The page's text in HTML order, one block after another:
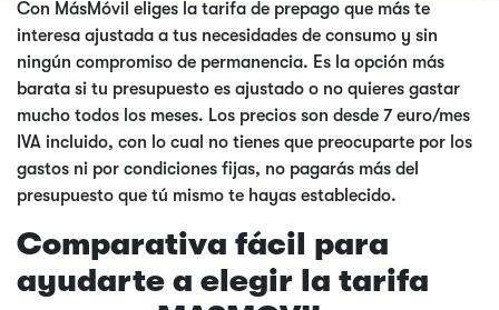
Con MásMóvil eliges la tarifa de prepago que más te
interesa ajustada a tus necesidades de consumo y sin
ningún compromiso de permanencia. Es la opción más
barata si tu presupuesto es ajustado o no quieres gastar
mucho todos los meses. Los precios son desde 7 euro/mes
IVA incluido, con lo cual no tienes que preocuparte por los
gastos ni por condiciones fijas, no pagarás más del
presupuesto que tú mismo te hayas establecido.
Comparativa fácil para
ayudarte a elegir la tarifa